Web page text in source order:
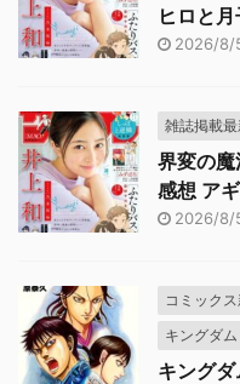
ヒロと
2026/8/
雑誌掲載
界変の
感想 ア
2026/8/
コミック
キングダム
キング